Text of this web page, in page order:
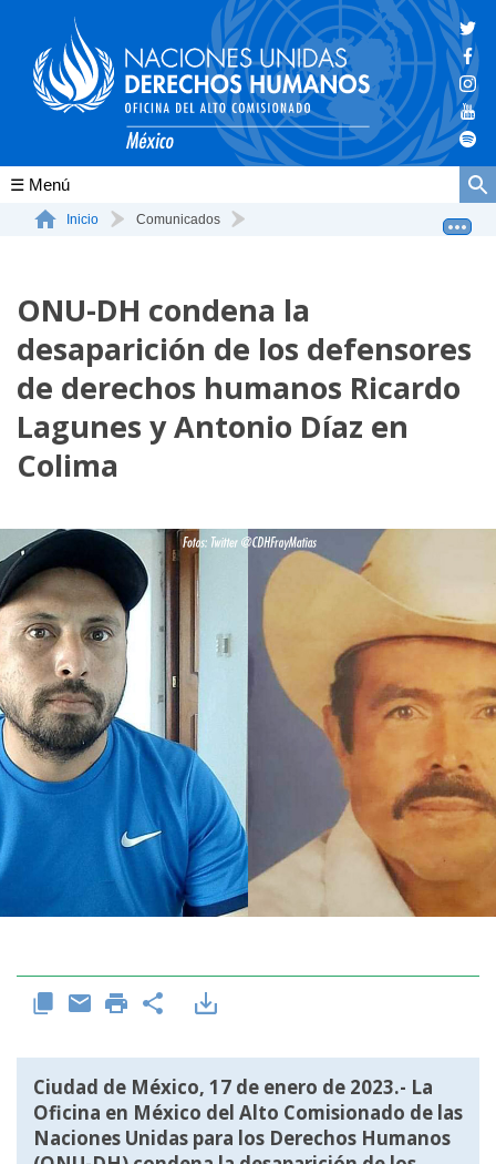
Conócenos
La ONU-DH en México
Vacantes ONU-DH México
ONU-DH en el tiempo
Inicio Comunicados
ONU-DH condena la
desaparición de los defensores
de derechos humanos Ricardo
Lagunes y Antonio Díaz en
Colima
Ciudad de México, 17 de enero de 2023.- La
Oficina en México del Alto Comisionado de las
Naciones Unidas para los Derechos Humanos